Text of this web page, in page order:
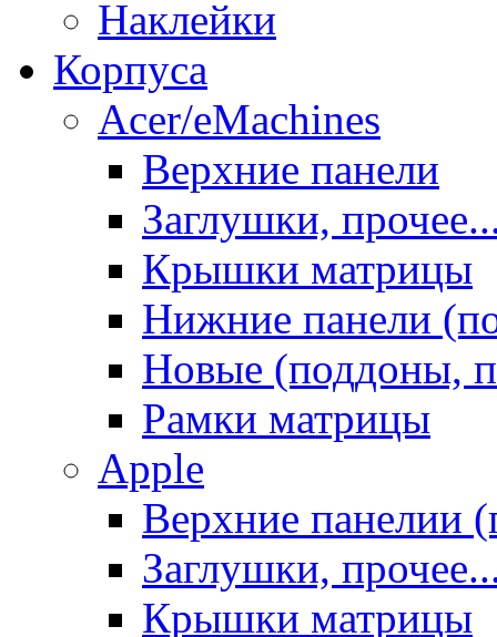
Наклейки
Корпуса
Acer/eMachines
Верхние панели
Заглушки,
Крышки матрицы
Нижние панели
Новые (поддоны,
Рамки матрицы
Apple
Верхние панелии
Заглушки,
Крышки матрицы